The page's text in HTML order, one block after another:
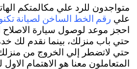
متواجدون للرد علي مكالمتكم
علي رقم الخط الساخن لصيانة
احجز موعد لوصول سيارة الاصلاح
حتي باب منزلك، بينما نقدم لك
حتي لاتضطر إلي الخروج من
المتعاملون معنا هو الاهتمام الاول